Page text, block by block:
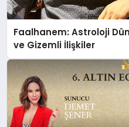
Faalhanem: Astroloji
ve Gizemli İlişkiler